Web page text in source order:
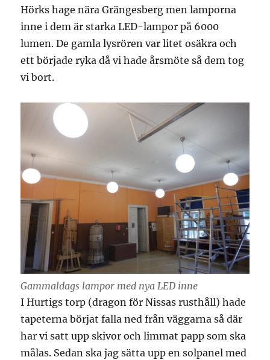
Hörks hage nära Grängesberg men lamporna
inne i dem är starka LED-lampor på 6000
lumen. De gamla lysrören var litet osäkra och
ett började ryka då vi hade årsmöte så dem tog
vi bort.
Gammaldags lampor med nya LED inne
I Hurtigs torp (dragon för Nissas rusthåll) hade
tapeterna börjat falla ned från väggarna så där
har vi satt upp skivor och limmat papp som ska
målas. Sedan ska jag sätta upp en solpanel med